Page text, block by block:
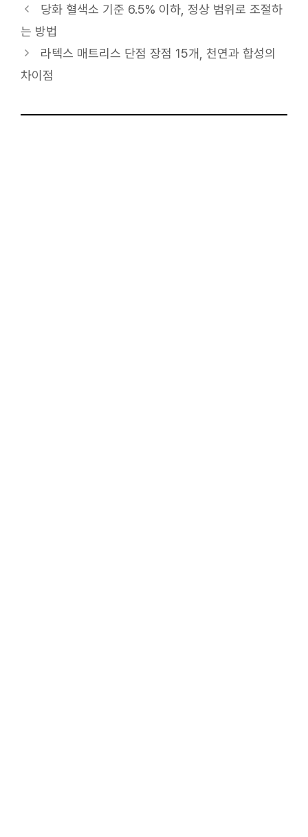
테
고
리
당화 혈색소 기준 6.5% 이하, 정상 범위로 조절하
는 방법
라텍스 매트리스 단점 장점 15개, 천연과 합성의
차이점